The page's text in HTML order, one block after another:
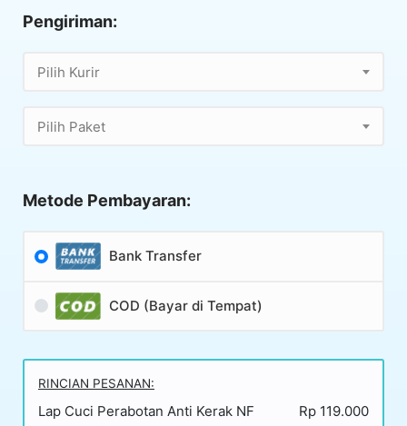
Pengiriman:
Pilih Kurir
Pilih Paket
Metode Pembayaran:
Bank Transfer
COD (Bayar di Tempat)
RINCIAN PESANAN:
Lap Cuci Perabotan Anti Kerak NF
Rp 119.000